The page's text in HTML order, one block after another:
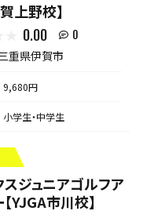
上野校】
0.00 0
重県伊賀市
9,680円
小学生・中学生
スジュニアゴルフア
YJGA市川校】